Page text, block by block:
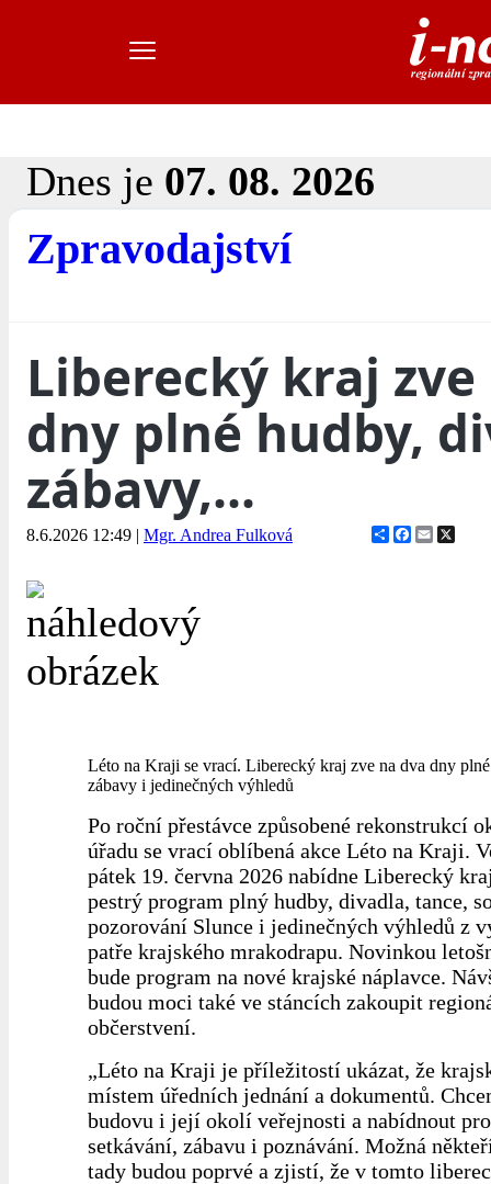
Dnes je 07. 08. 2026
Zpravodajství
Liberecký kraj
dny plné hudby,
zábavy,...
8.6.2026 12:49 | Mgr. Andrea Fulková ShareFacebook
Email
Léto na Kraji se vrací. Liberecký kraj zve na dva dny
zábavy i jedinečných výhledů
Po roční přestávce způsobené rekonstrukcí
úřadu se vrací oblíbená akce Léto na Kraji.
pátek 19. června 2026 nabídne Liberecký
pestrý program plný hudby, divadla, tance,
pozorování Slunce i jedinečných výhledů z
patře krajského mrakodrapu. Novinkou
bude program na nové krajské náplavce.
budou moci také ve stáncích zakoupit
občerstvení.
„Léto na Kraji je příležitostí ukázat, že
místem úředních jednání a dokumentů.
budovu i její okolí veřejnosti a nabídnout
setkávání, zábavu i poznávání. Možná
tady budou poprvé a zjistí, že v tomto